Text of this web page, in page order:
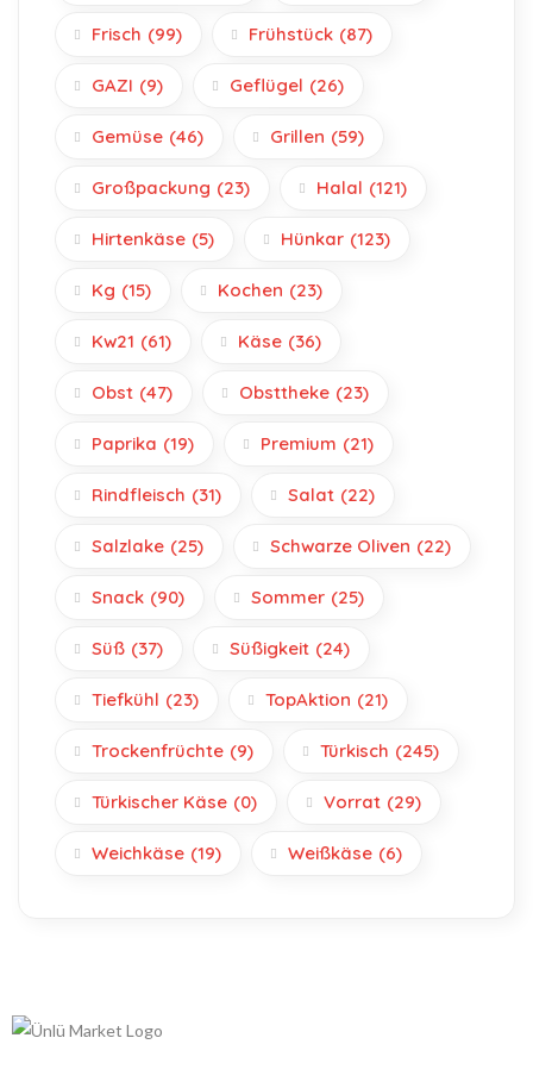
Frisch (99) Frühstück (87)
GAZI (9) Geflügel (26)
Gemüse (46) Grillen (59)
Großpackung (23) Halal (121)
Hirtenkäse (5) Hünkar (123)
Kg (15) Kochen (23)
Kw21 (61) Käse (36)
Obst (47) Obsttheke (23)
Paprika (19) Premium (21)
Rindfleisch (31) Salat (22)
Salzlake (25) Schwarze Oliven (22)
Snack (90) Sommer (25)
Süß (37) Süßigkeit (24)
Tiefkühl (23) TopAktion (21)
Trockenfrüchte (9) Türkisch (245)
Türkischer Käse (0) Vorrat (29)
Weichkäse (19) Weißkäse (6)